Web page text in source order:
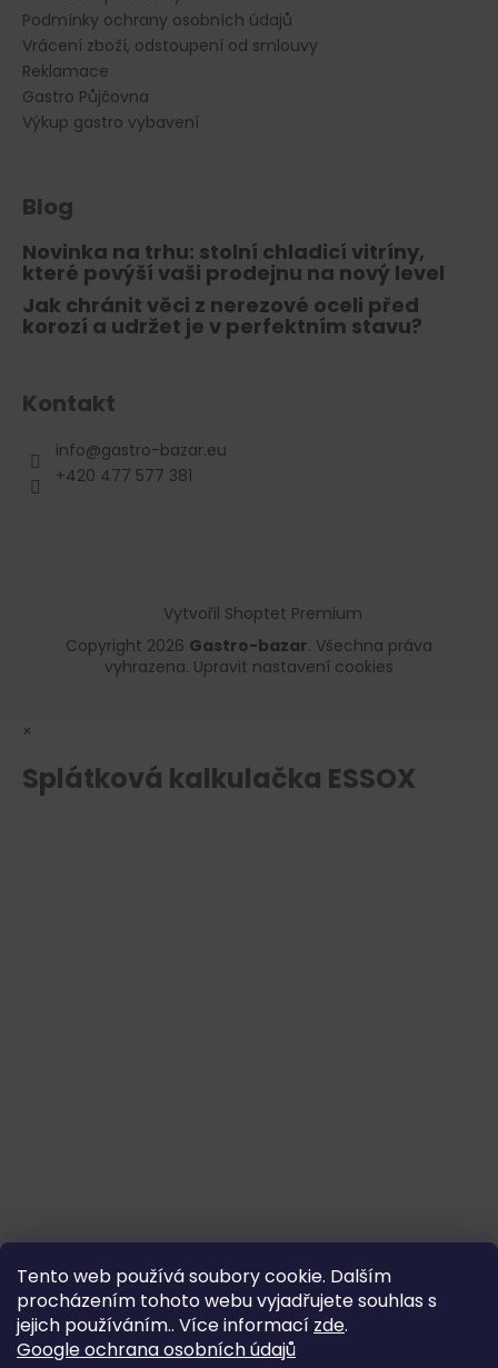
Tento web používá soubory cookie. Dalším
procházením tohoto webu vyjadřujete souhlas s
jejich používáním.. Více informací zde.
Google ochrana osobních údajů
Podmínky ochrany osobních údajů
Vrácení zboží, odstoupení od smlouvy
Reklamace
Gastro Půjčovna
Výkup gastro vybavení
Blog
Novinka na trhu: stolní chladicí vitríny,
které povýší vaši prodejnu na nový level
Jak chránit věci z nerezové oceli před
korozí a udržet je v perfektním stavu?
Kontakt
info@gastro-bazar.eu
+420 477 577 381
Vytvořil Shoptet Premium
Copyright 2026 Gastro-bazar. Všechna práva
vyhrazena. Upravit nastavení cookies
×
Splátková kalkulačka ESSOX